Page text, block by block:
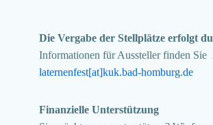
Die Vergabe der Stellplätze erfolgt
Informationen für Aussteller finden Sie
laternenfest[at]kuk.bad-homburg.de
Finanzielle Unterstützung